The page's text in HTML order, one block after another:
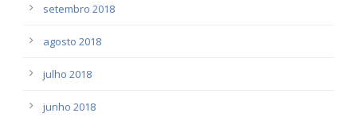
setembro 2018
agosto 2018
julho 2018
junho 2018